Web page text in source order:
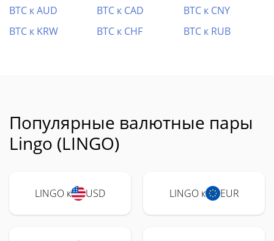
BTC к AUD
BTC к CAD
BTC к CNY
BTC к KRW
BTC к CHF BTC к RUB
Популярные валютные пары
Lingo (LINGO)
LINGO к USD LINGO к EUR